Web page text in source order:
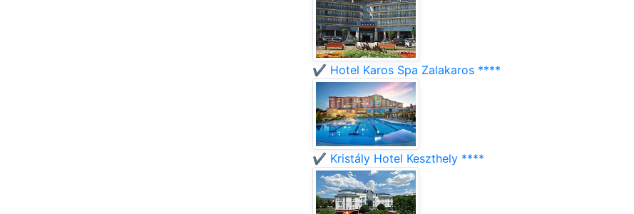
✔️ Hotel Karos Spa Zalakaros ****
✔️ Kristály Hotel Keszthely ****